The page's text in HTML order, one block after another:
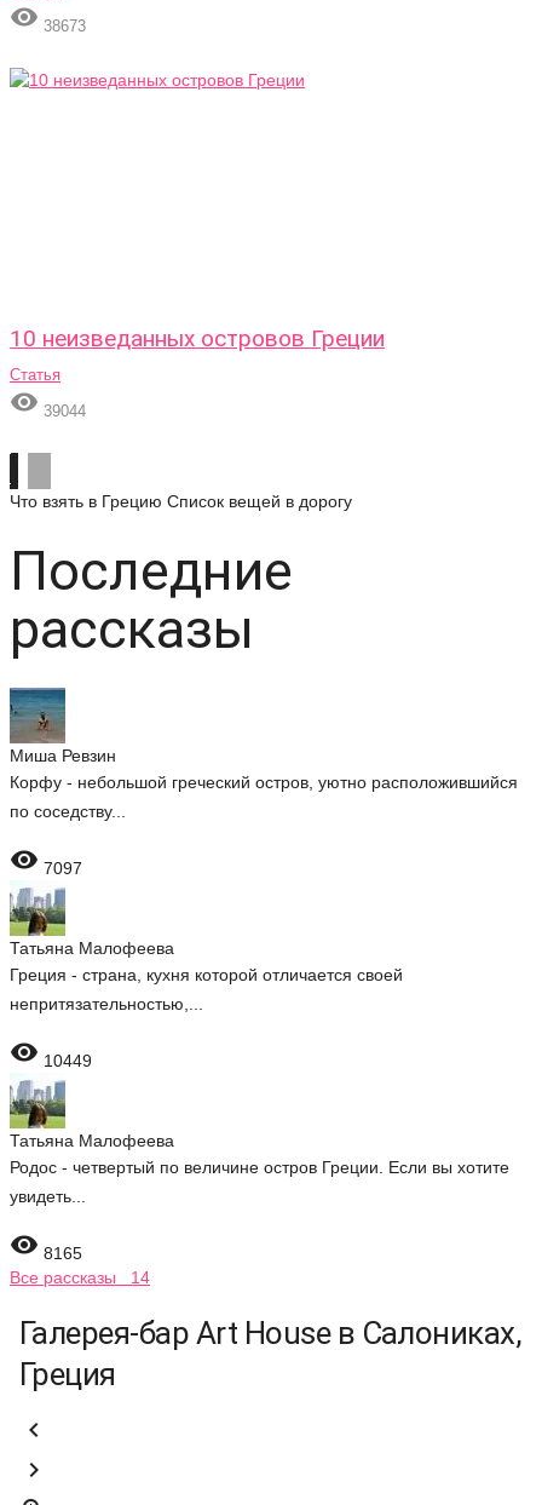
 38673
10 неизведанных островов Греции
Статья
 39044
Что взять в Грецию Список вещей в дорогу
Последние
рассказы
Миша Ревзин
Корфу - небольшой греческий остров, уютно расположившийся
по соседству...
 7097
Татьяна Малофеева
Греция - страна, кухня которой отличается своей
непритязательностью,...
 10449
Татьяна Малофеева
Родос - четвертый по величине остров Греции. Если вы хотите
увидеть...
 8165
Все рассказы 14
Галерея-бар Art House в Салониках,
Греция

